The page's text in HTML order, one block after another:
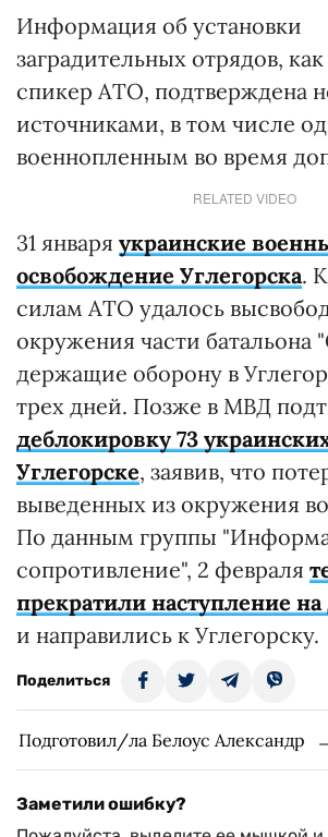
Информация об установки
заградительных отрядов,
спикер АТО, подтверждена
источниками, в том числе
военнопленным во время
RELATED VIDEO
31 января украинские
освобождение Углегорска.
силам АТО удалось
окружения части батальона
держащие оборону в
трех дней. Позже в МВД
деблокировку 73
Углегорске, заявив, что
выведенных из окружения
По данным группы
сопротивление", 2 февраля
прекратили наступление
и направились к Углегорску.
Поделиться
Подготовил/ла Белоус Александр
Заметили ошибку?